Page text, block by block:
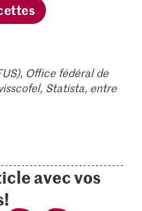
Office fédéral de
Statista, entre
avec vos